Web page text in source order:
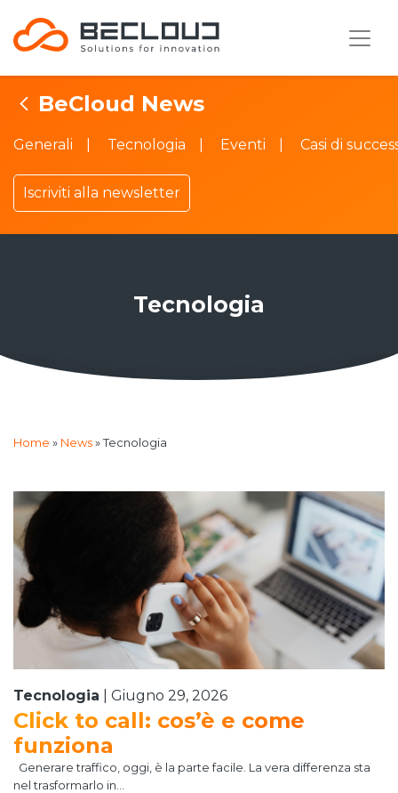
BeCloud News
Generali Tecnologia Eventi Casi di
Iscriviti alla newsletter
Tecnologia
Home » News»Tecnologia
Tecnologia Giugno 29, 2026
Click to call: cos’è e come
funziona
Generare traffico, oggi, è la parte facile. La vera differenza sta
nel trasformarlo in...